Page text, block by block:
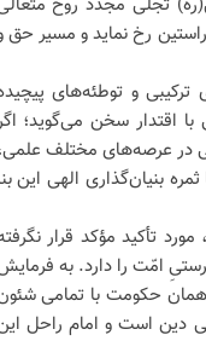
رخ نماید و مسیر حق
ترکیبی و توطئه‌های
با اقتدار سخن می‌گوید؛
در عرصه‌های مختلف
بنیان‌گذاری الهی این
تأکید مؤکد قرار
امّت را دارد. به
همان حکومت با تمامی
دین است و امام راحل